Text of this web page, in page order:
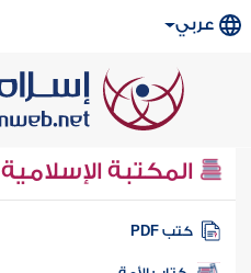
عربي
المكتبة الإسلامية
كتب PDF